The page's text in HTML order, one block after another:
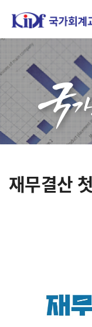
2019년도 국
[설문조사]
재무결산